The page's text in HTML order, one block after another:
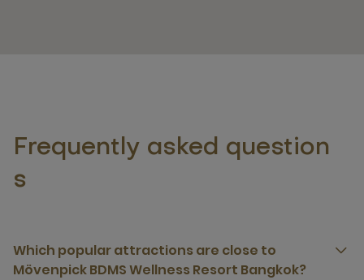
Frequently asked question
s
Which popular attractions are close to
Mövenpick BDMS Wellness Resort Bangkok?